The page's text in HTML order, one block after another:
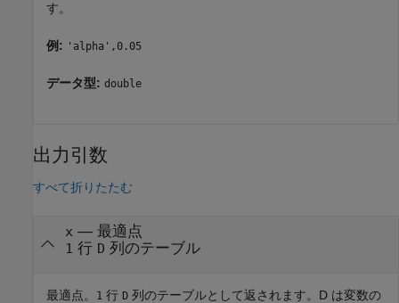
す。
例: 'alpha',0.05
データ型: double
出力引数
すべて折りたたむ
x — 最適点
1 行 D 列のテーブル
最適点。 1 行 D 列のテーブルとして返されます。D は変数の